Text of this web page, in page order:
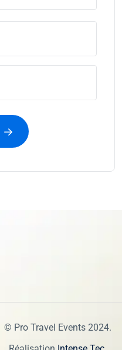
© Pro Travel Events 2024.